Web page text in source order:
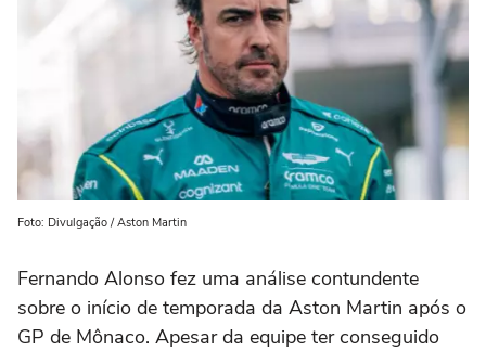
Foto: Divulgação / Aston Martin
Fernando Alonso fez uma análise contundente
sobre o início de temporada da Aston Martin após o
GP de Mônaco. Apesar da equipe ter conseguido